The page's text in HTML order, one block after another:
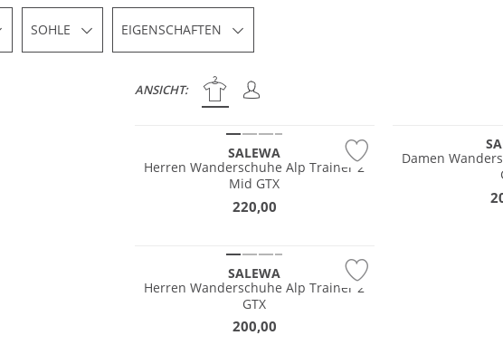
SOHLE EIGENSCHAFTEN
ANSICHT:
SALEWA
Herren Wanderschuhe Alp Trainer 2
Mid GTX
220,00
Damen
GORE-TEX
SALEWA
Herren Wanderschuhe Alp Trainer 2
GTX
200,00